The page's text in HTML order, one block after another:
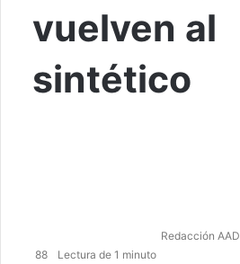
vuelven al
sintético
Redacción AAD
88
Lectura de 1 minuto